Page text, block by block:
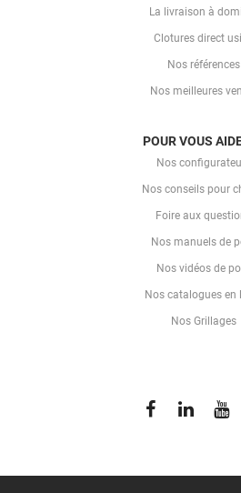
La livraison à
Clotures direct
Nos références
Nos meilleures
POUR VOUS
Nos
Nos conseils pour
Foire aux
Nos manuels de
Nos vidéos de
Nos catalogues en
Nos Grillages